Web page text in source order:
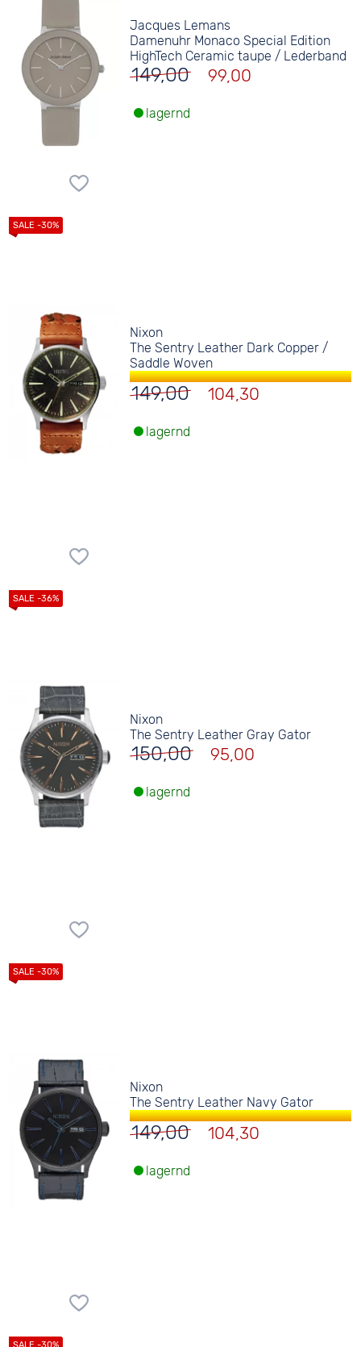
Jacques Lemans
Damenuhr Monaco Special Edition
HighTech Ceramic taupe / Lederband
149,00 99,00
lagernd
Nixon
The Sentry Leather Dark Copper /
Saddle Woven
149,00 104,30
lagernd
Nixon
The Sentry Leather Gray Gator
150,00 95,00
lagernd
Nixon
The Sentry Leather Navy Gator
149,00 104,30
lagernd